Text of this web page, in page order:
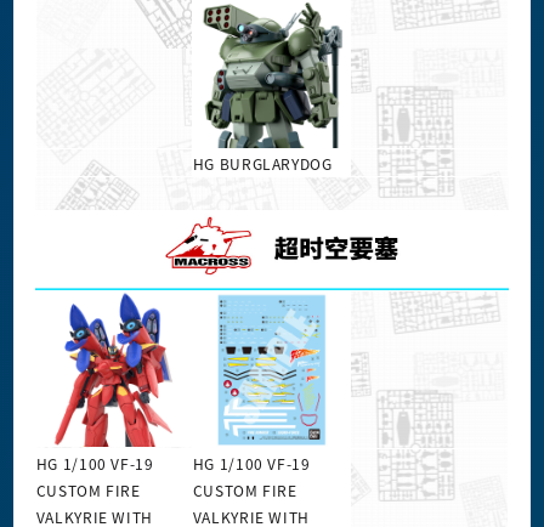
HG BURGLARYDOG
HG 1/100 VF-19
CUSTOM FIRE
VALKYRIE WITH
HG 1/100 VF-19
CUSTOM FIRE
VALKYRIE WITH